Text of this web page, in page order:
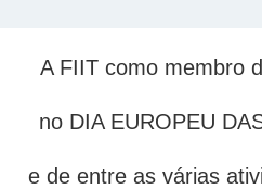
A FIIT como membro
no DIA EUROPEU
e de entre as várias